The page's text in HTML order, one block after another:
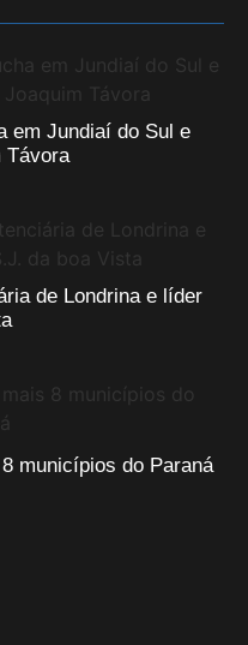
em Jundiaí do Sul e
Távora
de Londrina e líder
municípios do Paraná